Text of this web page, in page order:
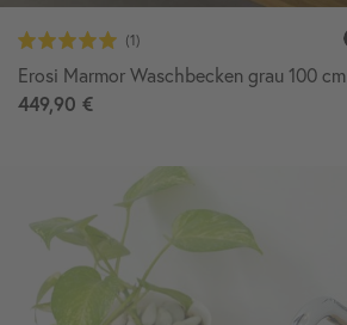
Erosi Marmor Waschbecken grau 100 cm
449,90 €